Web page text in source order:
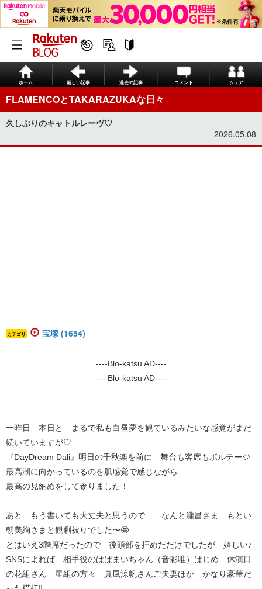
ホーム 新しい記事 過去の記事 コメント シェア
FLAMENCOとTAKARAZUKAな日々
久しぶりのキャトルレーヴ♡
2026.05.08
カテゴリ 宝塚 (1654)
----Blo-katsu AD----
----Blo-katsu AD----
一昨日 本日と まるで私も白昼夢を観ているみたいな感覚がまだ
続いていますが♡
『DayDream Dali』明日の千秋楽を前に 舞台も客席もボルテージ
最高潮に向かっているのを肌感覚で感じながら
最高の見納めをして参りました！
あと もう書いても大丈夫と思うので… なんと瀧昌さま…もとい
朝美絢さまと観劇被りでした〜🤩
とはいえ3階席だったので 後頭部を拝めただけでしたが 嬉しい♪
SNSによれば 相手役のはばまいちゃん（音彩唯）はじめ 休演日
の花組さん 星組の方々 真風涼帆さんご夫妻ほか かなり豪華だ